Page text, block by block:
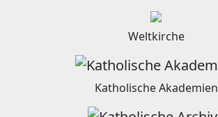
Weltkirche
Katholische Akademien